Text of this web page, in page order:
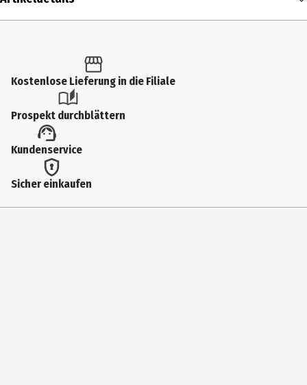
Produkttyp
Hundebetten & Decken
46 cm
Kostenlose Lieferung in die Filiale
Prospekt durchblättern
Kundenservice
Sicher einkaufen